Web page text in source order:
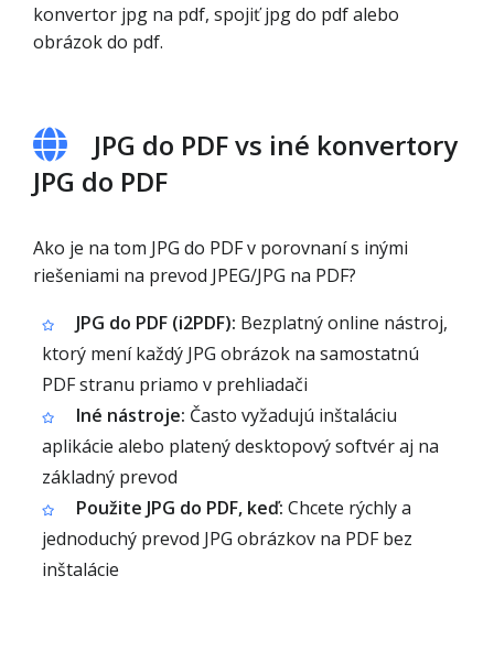
konvertor jpg na pdf, spojiť jpg do pdf alebo
obrázok do pdf.
JPG do PDF vs iné konvertory
JPG do PDF
Ako je na tom JPG do PDF v porovnaní s inými
riešeniami na prevod JPEG/JPG na PDF?
JPG do PDF (i2PDF): Bezplatný online nástroj,
ktorý mení každý JPG obrázok na samostatnú
PDF stranu priamo v prehliadači
Iné nástroje: Často vyžadujú inštaláciu
aplikácie alebo platený desktopový softvér aj na
základný prevod
Použite JPG do PDF, keď: Chcete rýchly a
jednoduchý prevod JPG obrázkov na PDF bez
inštalácie